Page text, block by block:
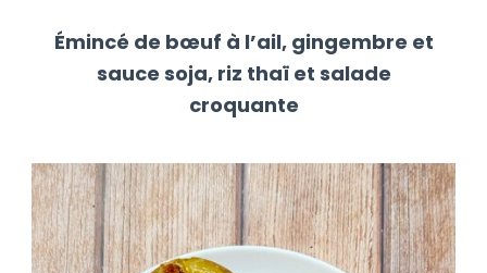
Émincé de bœuf à l’ail, gingembre et
sauce soja, riz thaï et salade
croquante